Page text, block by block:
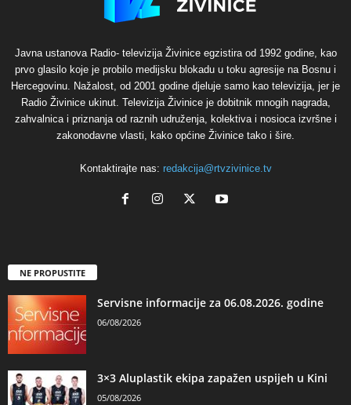
Javna ustanova Radio- televizija Živinice egzistira od 1992 godine, kao
prvo glasilo koje je probilo medijsku blokadu u toku agresije na Bosnu i
Hercegovinu. Nažalost, od 2001 godine djeluje samo kao televizija, jer je
Radio Živinice ukinut. Televizija Živinice je dobitnik mnogih nagrada,
zahvalnica i priznanja od raznih udruženja, kolektiva i nosioca izvršne i
zakonodavne vlasti, kako općine Živinice tako i šire.
Kontaktirajte nas: redakcija@rtvzivinice.tv
NE PROPUSTITE
Servisne informacije za 06.08.2026. godine
06/08/2026
3×3 Aluplastik ekipa zapažen uspijeh u Kini
05/08/2026